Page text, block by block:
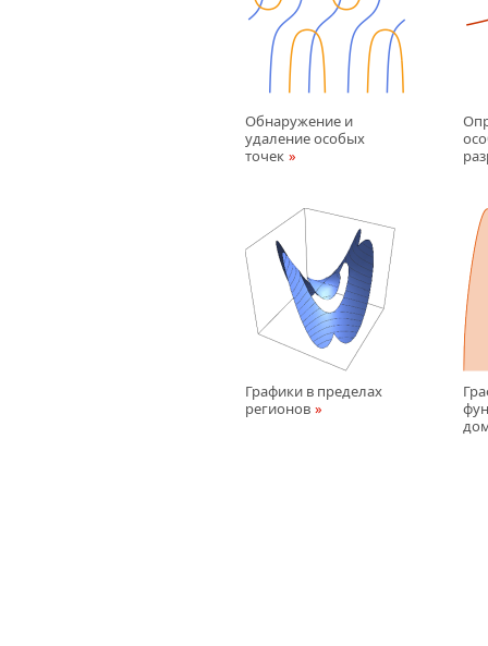
Обнаружение и
удаление особых
точек
Графики в пределах
регионов